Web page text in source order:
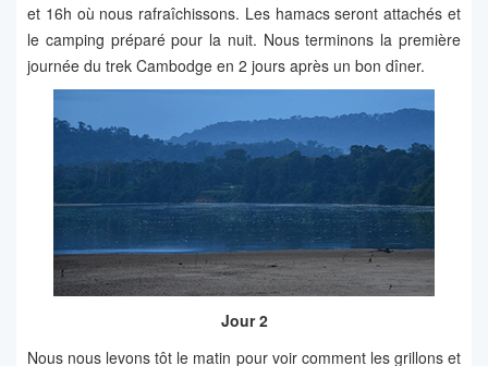
et 16h où nous rafraîchissons. Les hamacs seront attachés et
le camping préparé pour la nuit. Nous terminons la première
journée du trek Cambodge en 2 jours après un bon dîner.
Jour 2
Nous nous levons tôt le matin pour voir comment les grillons et